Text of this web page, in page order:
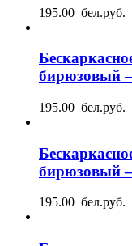
195.00 бел.руб.
бирюзовый
195.00 бел.руб.
бирюзовый
195.00 бел.руб.